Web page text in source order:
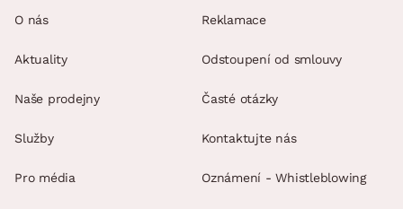
O nás
Aktuality
Naše prodejny
Služby
Pro média
Reklamace
Odstoupení od smlouvy
Časté otázky
Kontaktujte nás
Oznámení - Whistleblowing